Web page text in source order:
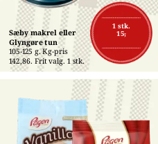
1 stk.
15,-
Sæby makrel eller
Glyngøre tun
105-125 g. Kg-pris
142,86. Frit valg. 1 stk.